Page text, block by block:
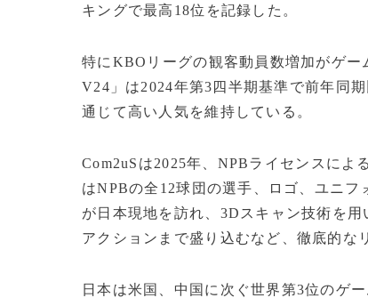
キングで最高18位を記録した。
特にKBOリーグの観客動員数増加がゲ
V24」は2024年第3四半期基準で前年同
通じて高い人気を維持している。
Com2uSは2025年、NPBライセンスに
はNPBの全12球団の選手、ロゴ、ユニ
が日本現地を訪れ、3Dスキャン技術を
アクションまで盛り込むなど、徹底的な
日本は米国、中国に次ぐ世界第3位のゲ